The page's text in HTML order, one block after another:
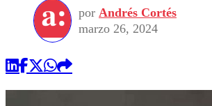
Seleccion Chilena
Torneo Internacional
Universidad de Chile
Economía
Internacional
Sustentabilidad
Publicaciones en medios
Opinión
por Andrés Cortés
marzo 26, 2024